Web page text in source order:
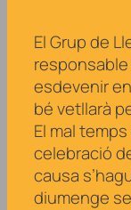
El Grup de
esdevenir
bé vetllarà
El mal
celebració
causa
diumenge